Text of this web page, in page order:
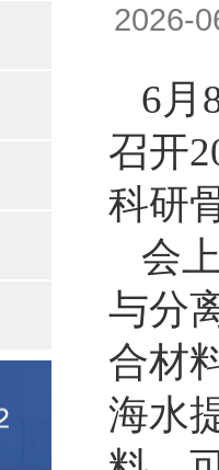
2026-
6月
召开
科研
会
与分
合材
海水